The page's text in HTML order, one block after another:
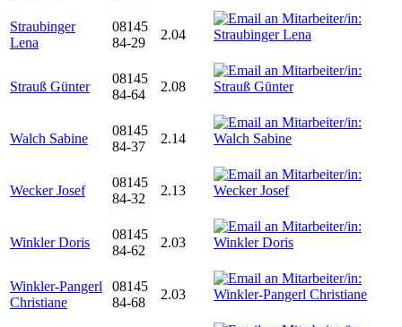
Straubinger
Lena
08145
84-29
2.04
Strauß Günter
08145
84-64
2.08
Walch Sabine
08145
84-37
2.14
Wecker Josef
08145
84-32
2.13
Winkler Doris
08145
84-62
2.03
Winkler-Pangerl
Christiane
08145
84-68
2.03